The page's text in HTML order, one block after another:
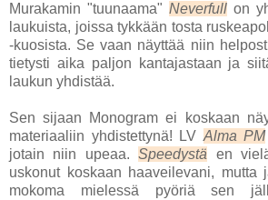
Murakamin "tuunaama" Neverfull on
laukuista, joissa tykkään tosta
-kuosista. Se vaan näyttää niin
tietysti aika paljon kantajastaan ja
laukun yhdistää.
Sen sijaan Monogram ei koskaan
materiaaliin yhdistettynä! LV Alma PM
jotain niin upeaa.Speedystä en
uskonut koskaan haaveilevani, mutta
mokoma mielessä pyöriä sen